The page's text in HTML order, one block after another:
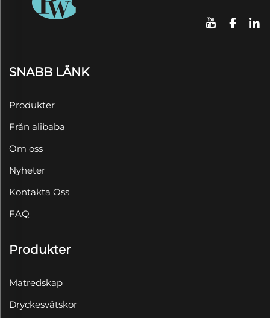
SNABB LÄNK
Produkter
Från alibaba
Om oss
Nyheter
Kontakta Oss
FAQ
Produkter
Matredskap
Dryckesvätskor